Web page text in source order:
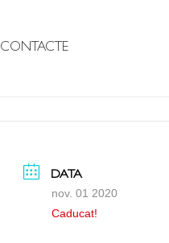
CONTACTE
DATA
nov. 01 2020
Caducat!